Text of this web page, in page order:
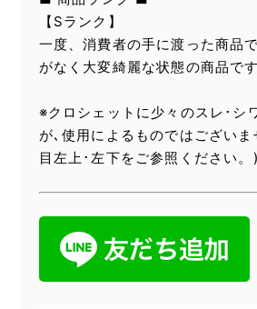
【Sランク】
一度、消費者の手に渡った商品
がなく大変綺麗な状態の商品です
※クロシェットに少々のスレ･シ
が､使用によるものではござい
目左上･左下をご参照ください。)